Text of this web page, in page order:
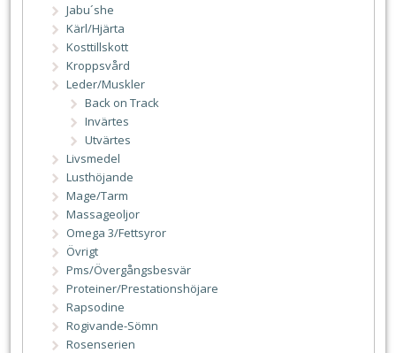
Jabu´she
Kärl/Hjärta
Kosttillskott
Kroppsvård
Leder/Muskler
Back on Track
Invärtes
Utvärtes
Livsmedel
Lusthöjande
Mage/Tarm
Massageoljor
Omega 3/Fettsyror
Övrigt
Pms/Övergångsbesvär
Proteiner/Prestationshöjare
Rapsodine
Rogivande-Sömn
Rosenserien